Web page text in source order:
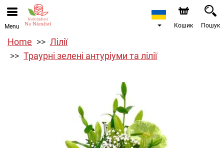
Menu Кошик Пошук
Home
Лілії
Траурні зелені антуріуми та лілії